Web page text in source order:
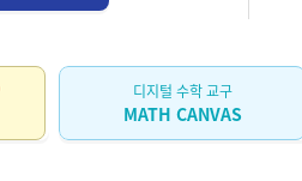
디지털 수학 교구
MATH CANVAS